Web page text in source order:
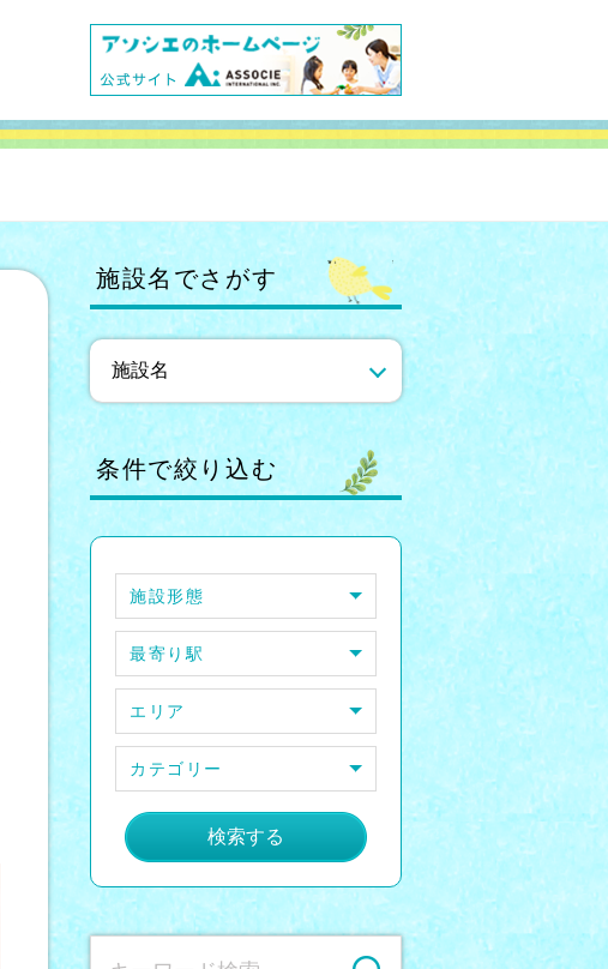
施設名でさがす
条件で絞り込む
施設形態
最寄り駅
エリア
カテゴリー